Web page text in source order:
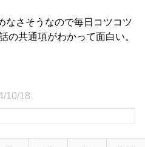
なさそうなので毎日コツコツ
の共通項がわかって面白い。
10/18